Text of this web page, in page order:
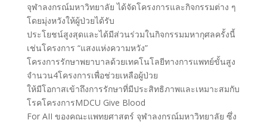
จุฬาลงกรณ์มหาวิทยาลัย ได้จัดโครงการและกิจกรรมต่าง ๆ
โดยมุ่งหวังให้ผู้ป่วยได้รับ
ประโยชน์สูงสุดและได้มีส่วนร่วมในกิจกรรมมหากุศลครั้งนี้
เช่นโครงการ “แสงแห่งความหวัง”
โครงการรักษาพยาบาลด้วยเทคโนโลยีทางการแพทย์ขั้นสูง
จำนวน4โครงการเพื่อช่วยเหลือผู้ป่วย
ให้มีโอกาสเข้าถึงการรักษาที่มีประสิทธิภาพและเหมาะสมกับ
โรคโครงการMDCU Give Blood
For AII ของคณะแพทยศาสตร์ จุฬาลงกรณ์มหาวิทยาลัย ซึ่ง